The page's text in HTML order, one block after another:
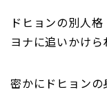
ドヒョンの別人
ヨナに追いかけら
密かにドヒョンの